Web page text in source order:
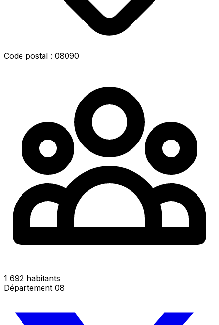
Code postal : 08090
1 692 habitants
Département 08